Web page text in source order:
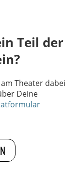
Teil der
Theater dabei
Deine